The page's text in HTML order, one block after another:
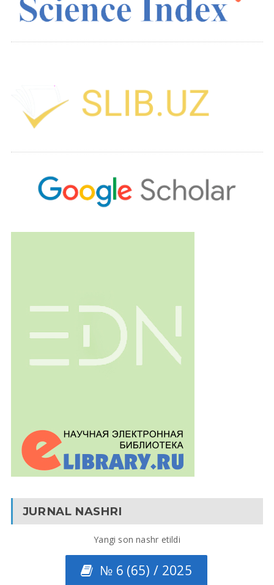
JURNAL NASHRI
Yangi son nashr etildi
№ 6 (65) / 2025